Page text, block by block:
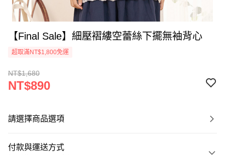
【Final Sale】細壓褶縷空蕾絲下擺無袖背心
超取滿NT$1,800免運
NT$1,680
NT$890
請選擇商品選項
付款與運送方式